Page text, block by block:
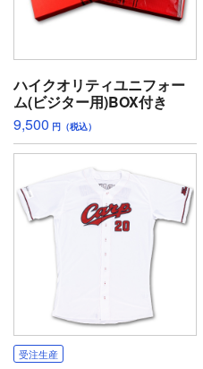
ハイクオリティユニフォー
ム(ビジター用)BOX付き
9,500 円（税込）
受注生産